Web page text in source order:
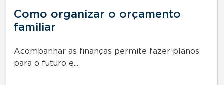
Como organizar o orçamento
familiar
Acompanhar as finanças permite fazer planos
para o futuro e...